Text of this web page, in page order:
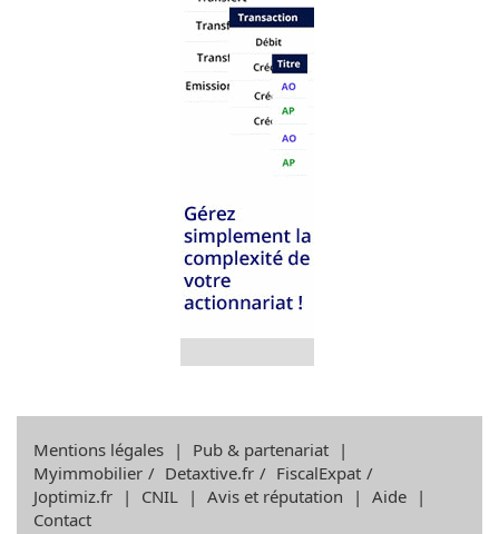
Mentions légales | Pub & partenariat |
Myimmobilier / Detaxtive.fr / FiscalExpat /
Joptimiz.fr | CNIL | Avis et réputation | Aide |
Contact